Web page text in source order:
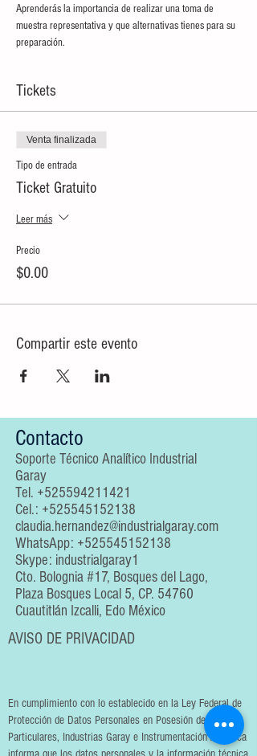
Aprenderás la importancia de realizar una toma de
muestra representativa y que alternativas tienes para su
preparación.
Tickets
Venta finalizada
Tipo de entrada
Ticket Gratuito
Leer más
Precio
$0.00
Compartir este evento
Contacto
Soporte Técnico Analítico Industrial
Garay
Tel. +525594211421
Cel.: +525545152138
claudia.hernandez@industrialgaray.com
WhatsApp: +525545152138
Skype: industrialgaray1
Cto. Bolognia #17, Bosques del Lago,
Plaza Bosques Local 5, CP. 54760
Cuautitlán Izcalli, Edo México
AVISO DE PRIVACIDAD
En cumplimiento con lo establecido en la Ley Federal de
Protección de Datos Personales en Posesión de los
Particulares, Industrias Garay e Instrumentación Analítica